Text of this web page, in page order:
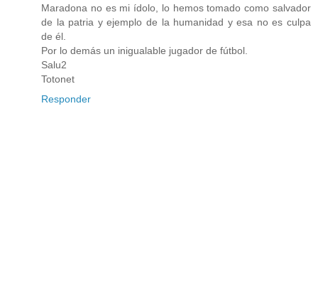
Maradona no es mi ídolo, lo hemos tomado como salvador
de la patria y ejemplo de la humanidad y esa no es culpa
de él.
Por lo demás un inigualable jugador de fútbol.
Salu2
Totonet
Responder